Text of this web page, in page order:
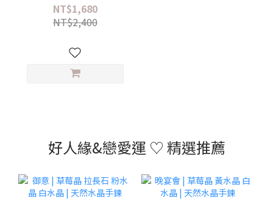
NT$1,680
NT$2,400
好人緣&戀愛運 ♡ 精選推薦